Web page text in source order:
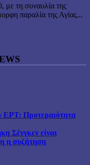
με τη συναυλία της
παραλία της Αγίας...
Προτεραιότητα
Σένγκεν είναι
η συζήτηση